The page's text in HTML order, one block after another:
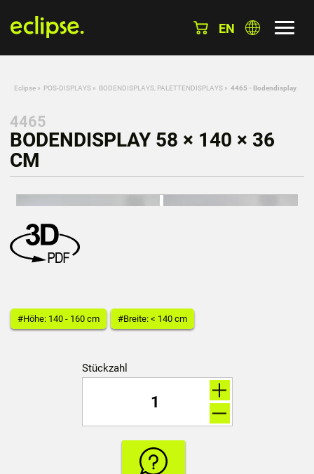
EN
Eclipse » POS-DISPLAYS » BODENDISPLAYS, PALETTENDISPLAYS » 4465 - Bodendisplay
4465
BODENDISPLAY 58 × 140 × 36
CM
#Höhe: 140 - 160 cm #Breite: < 140 cm
Stückzahl